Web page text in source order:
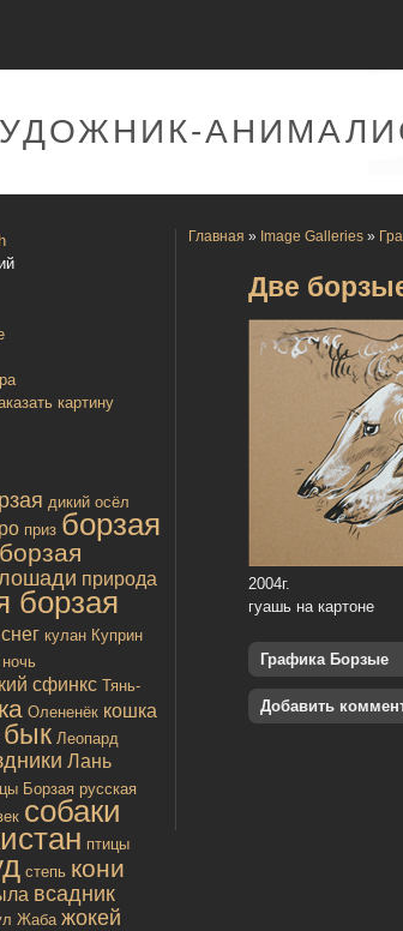
картину
дикий осёл
приз борзая
природа
борзая
снег кулан Куприн
ночь
сфинкс Тянь-
Олененёк кошка
бык Леопард
Лань
Борзая русская
собаки
птицы
степь кони
всадник
Жаба жокей
Главная » Image Galleries »
Две
2004г.
гуашь на картоне
Графика Борзые
Добавить